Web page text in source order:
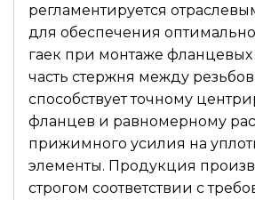
регламентируется
для обеспечения
гаек при монтаже фланцевых
часть стержня между
способствует точному
фланцев и равномерному
прижимного усилия на
элементы. Продукция
строгом соответствии с